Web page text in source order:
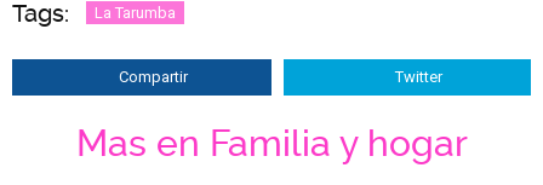
Tags: La Tarumba
Compartir Twitter
Mas en Familia y hogar